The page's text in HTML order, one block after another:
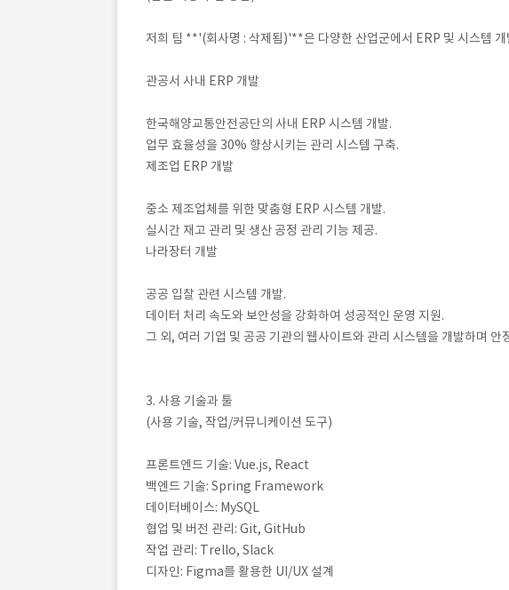
저희 팀 **'(회사명 : 삭제됨)'**은 다양한 산업군에서 ERP 및 시스템
관공서 사내 ERP 개발
한국해양교통안전공단의 사내 ERP 시스템 개발.
업무 효율성을 30% 향상시키는 관리 시스템 구축.
제조업 ERP 개발
중소 제조업체를 위한 맞춤형 ERP 시스템 개발.
실시간 재고 관리 및 생산 공정 관리 기능 제공.
나라장터 개발
공공 입찰 관련 시스템 개발.
데이터 처리 속도와 보안성을 강화하여 성공적인 운영 지원.
그 외, 여러 기업 및 공공 기관의 웹사이트와 관리 시스템을 개발하며 안
3. 사용 기술과 툴
(사용 기술, 작업/커뮤니케이션 도구)
프론트엔드 기술: Vue.js, React
백엔드 기술: Spring Framework
데이터베이스: MySQL
협업 및 버전 관리: Git, GitHub
작업 관리: Trello, Slack
디자인: Figma를 활용한 UI/UX 설계